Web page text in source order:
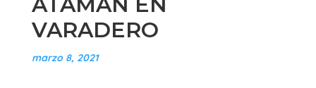
VARADERO
marzo 8, 2021